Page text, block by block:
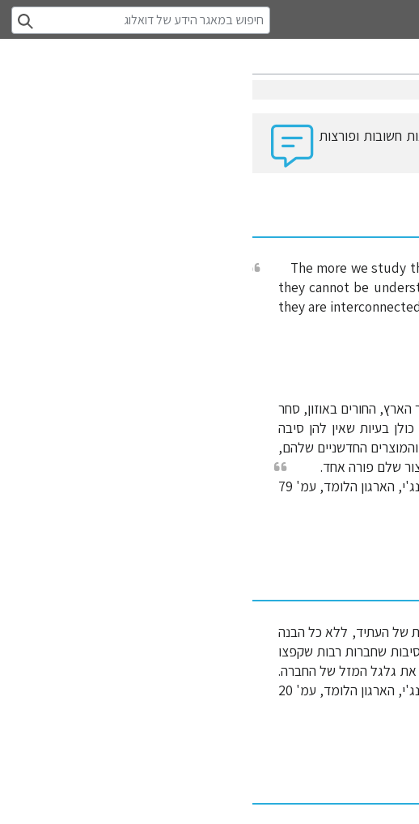
חשובות ופורצות
The more we study
they cannot be
they are
החורים באוזון, סחר
בעיות שאין להן סיבה
החדשניים שלהם,
שלם פורה אחד.
הארגון הלומד, עמ' 79
של העתיד, ללא כל הבנה
שחברות רבות שקפצו
את גלגל המזל של החברה.
הארגון הלומד, עמ' 20